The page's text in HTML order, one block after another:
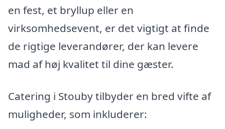
en fest, et bryllup eller en
virksomhedsevent, er det vigtigt at finde
de rigtige leverandører, der kan levere
mad af høj kvalitet til dine gæster.
Catering i Stouby tilbyder en bred vifte af
muligheder, som inkluderer: